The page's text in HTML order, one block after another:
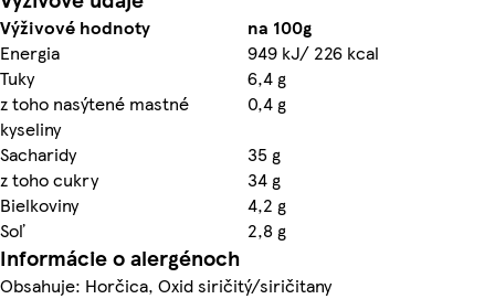
Výživové hodnoty
na 100g
Energia
949 kJ/ 226 kcal
Tuky
6,4 g
z toho nasýtené mastné
kyseliny
0,4 g
Sacharidy
35 g
z toho cukry
34 g
Bielkoviny
4,2 g
Soľ
2,8 g
Informácie o alergénoch
Obsahuje: Horčica, Oxid siričitý/siričitany